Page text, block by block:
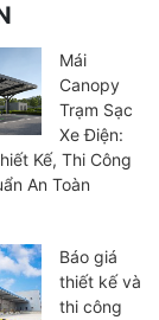
Mái
Canopy
Trạm Sạc
Xe Điện:
Kế, Thi Công
An Toàn
Báo giá
thiết kế và
thi công